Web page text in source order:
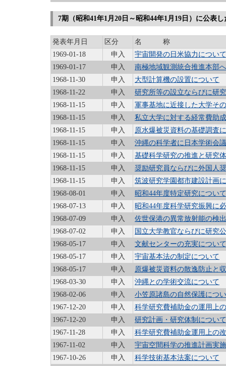
7期（昭和41年1月20日～昭和44年1月19日）に公表
発表年月日 区分
名 称
1969-01-18
申入
宇宙開発の日米協力について
1969-01-17
申入
南極地域観測統合推進本部
1968-11-30
申入
大型計算機の設置について
1968-11-22
申入
研究所等の設立ならびに研
1968-11-15
申入
軍事基地に近接した大学そ
1968-11-15
申入
私立大学に対する経常費助
1968-11-15
申入
原水爆被災資料の基礎調査
1968-11-15
申入
沖縄の科学者に日本学術会
1968-11-15
申入
基礎科学研究の推進と研究
1968-11-15
申入
奨励研究員ならびに外国人
1968-11-15
申入
筑波研究学園都市建設計画
1968-08-01
申入
昭和44年度特定研究について
1968-07-13
申入
昭和44年度科学研究振興に
1968-07-09
申入
佐世保港の異常放射能の検
1968-07-02
申入
国立大学教官ならびに研究
1968-05-17
申入
文献センターの充実について
1968-05-17
申入
宇宙基本法の制定について
1968-05-17
申入
原爆被災資料の散逸防止と
1968-03-30
申入
沖縄との学術交流について
1968-02-06
申入
小笠原諸島の自然保護につ
1967-12-20
申入
科学研究費補助金の運用上
1967-12-20
申入
研究計画・研究体制について
1967-11-28
申入
科学研究費補助金運用上の
1967-11-02
申入
宇宙空間科学の推進計画実
1967-10-26
申入
科学技術基本法案について